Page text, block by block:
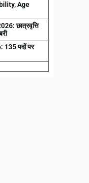
Age
छात्रवृत्ति
पदों पर